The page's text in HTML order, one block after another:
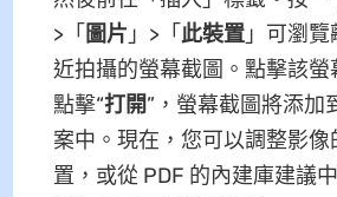
>「 圖片 」>「 此裝置」可瀏覽
近拍攝的螢幕截圖。點擊該螢
點擊“打開”，螢幕截圖將添加
案中。現在，您可以調整影像
置，或從 PDF 的內建庫建議